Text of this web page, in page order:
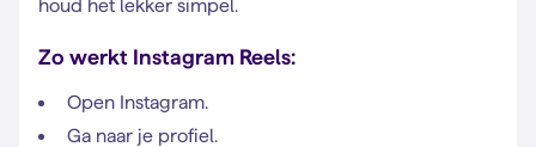
houd het lekker simpel.
Zo werkt Instagram Reels:
Open Instagram.
Ga naar je profiel.